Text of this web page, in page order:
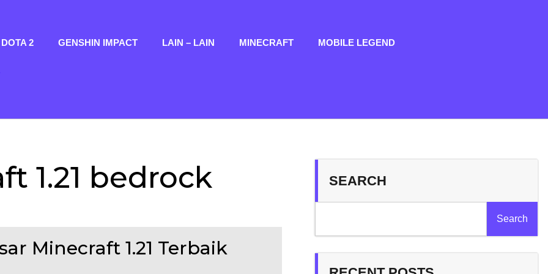
DOTA 2 GENSHIN IMPACT LAIN – LAIN MINECRAFT MOBILE LEGEND
1.21 bedrock
Minecraft 1.21 Terbaik
SEARCH
Search